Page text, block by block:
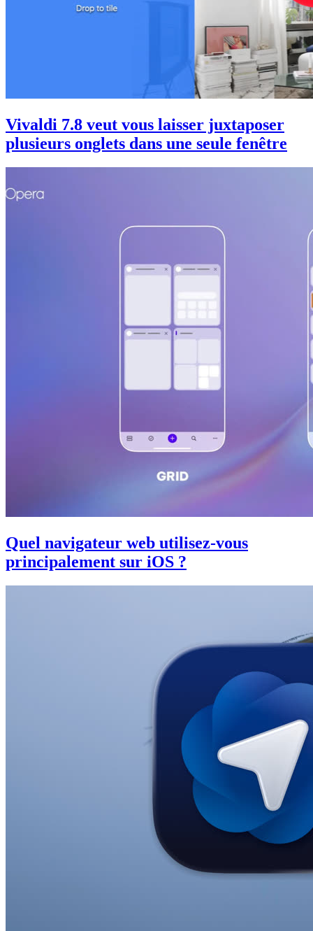
Vivaldi 7.8 veut vous laisser juxtaposer
plusieurs onglets dans une seule fenêtre
Quel navigateur web utilisez-vous
principalement sur iOS ?